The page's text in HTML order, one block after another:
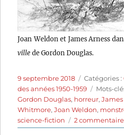
Joan Weldon et James Arness
villede Gordon Douglas.
Publié
le
9 septembre 2018 Catégories
Catégories :
des années 1950-1959
Mots-
Gordon Douglas, horreur,James
Whitmore,Joan Weldon,
science-fiction
2